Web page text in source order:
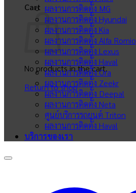
Cart
No products in the cart.
Return to shop
ผลงานการติดตั้ง MG
ผลงานการติดตั้ง Hyundai
ผลงานการติดตั้ง Kia
ผลงานการติดตั้ง Alfa Romio
ผลงานการติดตั้ง Lexus
ผลงานการติดตั้ง Haval
ผลงานการติดตั้ง Ora
ผลงานการติดตั้ง Zeekr
ผลงานการติดตั้ง Deepal
ผลงานการติดตั้ง Neta
ศูนย์บริการรถยนต์ Triton
ผลงานการติดตั้ง Haval
บริการของเรา